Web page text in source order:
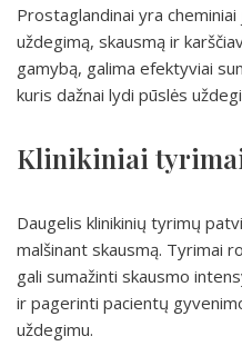
Prostaglandinai yra cheminiai
uždegimą, skausmą ir
gamybą, galima efektyviai
kuris dažnai lydi pūslės
Klinikiniai
Daugelis klinikinių tyrimų
malšinant skausmą. Tyrimai
gali sumažinti skausmo
ir pagerinti pacientų
uždegimu.